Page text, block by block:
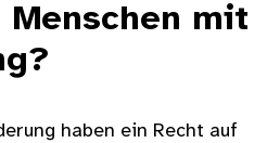
Menschen mit
haben ein Recht auf